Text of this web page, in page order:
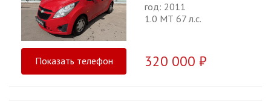
год: 2011
1.0 МТ 67 л.с.
Показать телефон 320 000 ₽